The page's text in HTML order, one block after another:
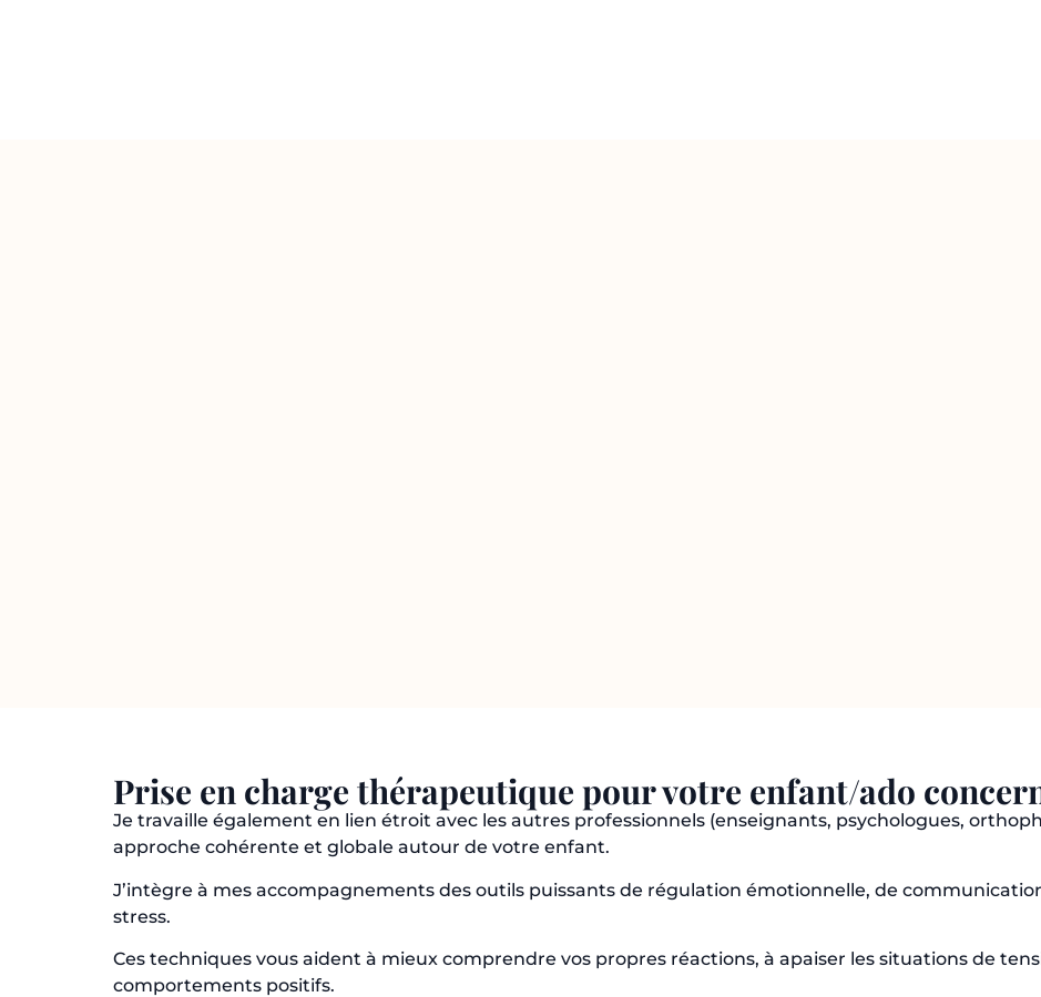
Prise en charge thérapeutique pour votre enfant/ado
Je travaille également en lien étroit avec les autres professionnels (enseignants, psychologues,
approche cohérente et globale autour de votre enfant.
J’intègre à mes accompagnements des outils puissants de régulation émotionnelle, de
stress.
Ces techniques vous aident à mieux comprendre vos propres réactions, à apaiser les situations de
comportements positifs.